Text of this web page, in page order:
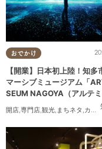
おでかけ
【開業】日本初上陸！知多
マーシブミュージアム「
SEUM NAGOYA（アルテ
アムナゴヤ）」が2026年11
にオープン
開店 専門店 観光 まちネタ カップル